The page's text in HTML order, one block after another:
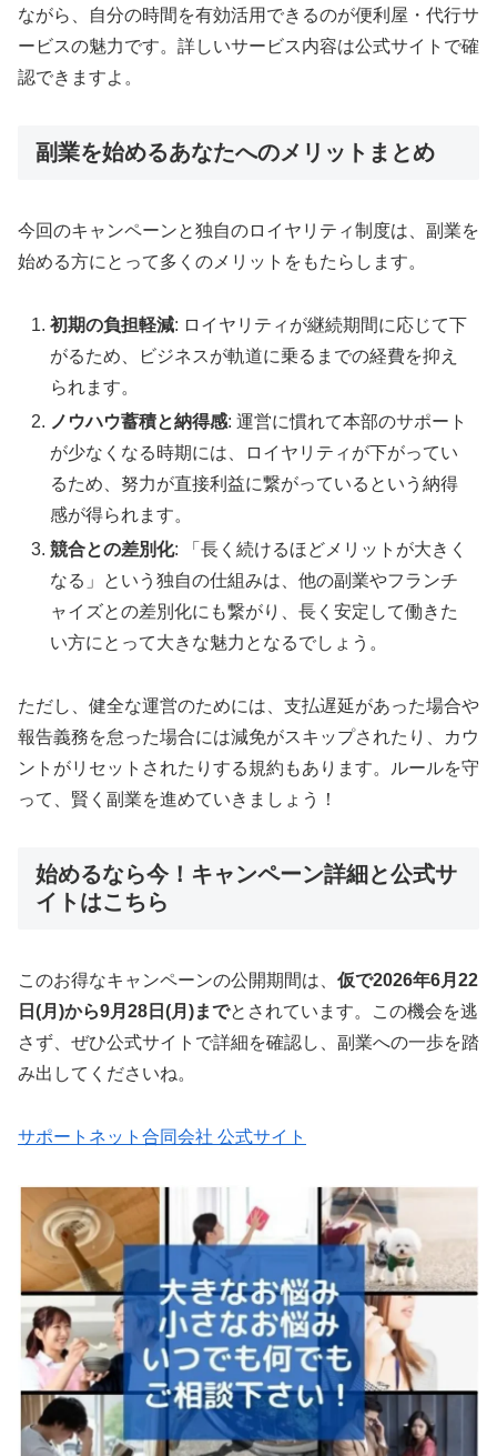
ながら、自分の時間を有効活用できるのが便利屋・代行サ
ービスの魅力です。詳しいサービス内容は公式サイトで確
認できますよ。
副業を始めるあなたへのメリットまとめ
今回のキャンペーンと独自のロイヤリティ制度は、副業を
始める方にとって多くのメリットをもたらします。
初期の負担軽減: ロイヤリティが継続期間に応じて下
がるため、ビジネスが軌道に乗るまでの経費を抑え
られます。
ノウハウ蓄積と納得感: 運営に慣れて本部のサポート
が少なくなる時期には、ロイヤリティが下がってい
るため、努力が直接利益に繋がっているという納得
感が得られます。
競合との差別化: 「長く続けるほどメリットが大きく
なる」という独自の仕組みは、他の副業やフランチ
ャイズとの差別化にも繋がり、長く安定して働きた
い方にとって大きな魅力となるでしょう。
ただし、健全な運営のためには、支払遅延があった場合や
報告義務を怠った場合には減免がスキップされたり、カウ
ントがリセットされたりする規約もあります。ルールを守
って、賢く副業を進めていきましょう！
始めるなら今！キャンペーン詳細と公式サ
イトはこちら
このお得なキャンペーンの公開期間は、 仮で2026年6月22
日(月)から9月28日(月)までとされています。この機会を逃
さず、ぜひ公式サイトで詳細を確認し、副業への一歩を踏
み出してくださいね。
サポートネット合同会社 公式サイト